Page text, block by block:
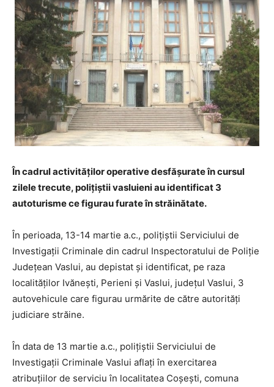
În cadrul activităţilor operative desfăşurate în cursul
zilele trecute, polițiștii vasluieni au identificat 3
autoturisme ce figurau furate în străinătate.
În perioada, 13-14 martie a.c., polițiștii Serviciului de
Investigații Criminale din cadrul Inspectoratului de Poliție
Județean Vaslui, au depistat și identificat, pe raza
localităților Ivănești, Perieni și Vaslui, județul Vaslui, 3
autovehicule care figurau urmărite de către autorități
judiciare străine.
În data de 13 martie a.c., polițiștii Serviciului de
Investigații Criminale Vaslui aflați în exercitarea
atribuțiilor de serviciu în localitatea Coșești, comuna